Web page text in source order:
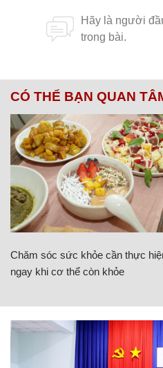
CÓ THỂ BẠN QUAN
Chăm sóc sức khỏe cần thực
ngay khi cơ thể còn khỏe